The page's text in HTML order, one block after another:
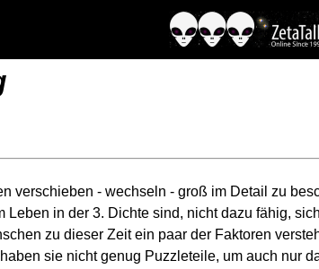
verschieben - wechseln - groß im Detail zu
in der 3. Dichte sind, nicht dazu fähig,
zu dieser Zeit ein paar der Faktoren
sie nicht genug Puzzleteile, um auch nur